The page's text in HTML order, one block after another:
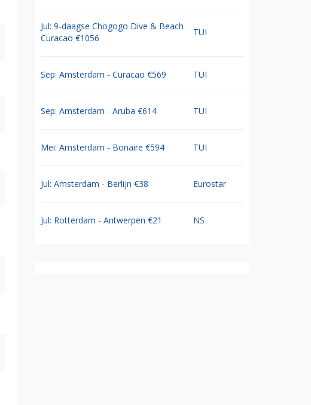
Jul: 9-daagse Chogogo Dive & Beach
Curacao €1056
TUI
Sep: Amsterdam - Curacao €569 TUI
Sep: Amsterdam - Aruba €614 TUI
Mei: Amsterdam - Bonaire €594 TUI
Jul: Amsterdam - Berlijn €38 Eurostar
Jul: Rotterdam - Antwerpen €21 NS